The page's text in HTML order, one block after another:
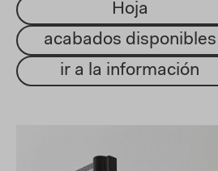
Hoja
acabados disponibles
ir a la información